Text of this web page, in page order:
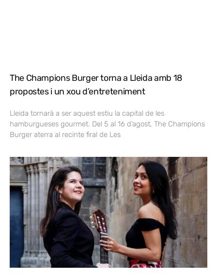
The Champions Burger torna a Lleida amb 18
propostes i un xou d’entreteniment
Lleida tornarà a ser aquest estiu la capital de les
hamburgueses gourmet. Del 5 al 16 d’agost, The Champions
Burger aterra al recinte firal de Les